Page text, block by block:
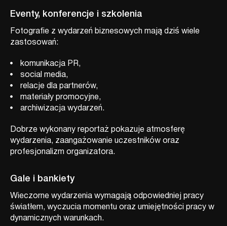
Eventy, konferencje i szkolenia
Fotografie z wydarzeń biznesowych mają dziś wiele
zastosowań:
komunikacja PR,
social media,
relacje dla partnerów,
materiały promocyjne,
archiwizacja wydarzeń.
Dobrze wykonany reportaż pokazuje atmosferę
wydarzenia, zaangażowanie uczestników oraz
profesjonalizm organizatora.
Gale i bankiety
Wieczorne wydarzenia wymagają odpowiedniej pracy
światłem, wyczucia momentu oraz umiejętności pracy w
dynamicznych warunkach.